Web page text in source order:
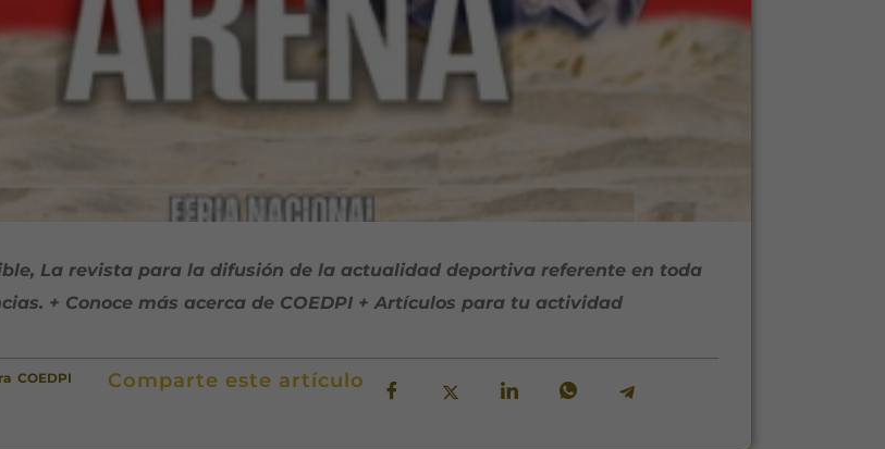
La revista para la difusión de la actualidad deportiva referente en toda
+ Conoce más acerca de COEDPI + Artículos para tu actividad
COEDPI Comparte este artículo